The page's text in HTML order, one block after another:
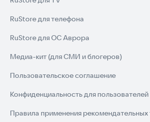
RuStore для телефона
RuStore для ОС Аврора
Медиа-кит (для СМИ и блогеров)
Пользовательское соглашение
Конфиденциальность для пользователей
Правила применения рекомендательных